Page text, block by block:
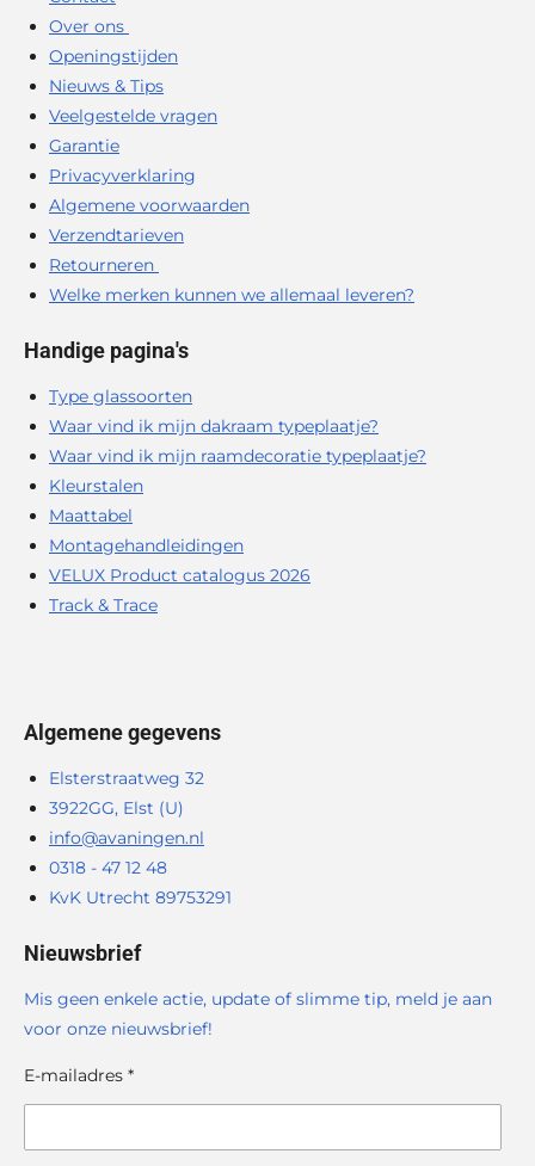
Over ons
Openingstijden
Nieuws & Tips
Veelgestelde vragen
Garantie
Privacyverklaring
Algemene voorwaarden
Verzendtarieven
Retourneren
Welke merken kunnen we allemaal leveren?
Handige pagina's
Type glassoorten
Waar vind ik mijn dakraam typeplaatje?
Waar vind ik mijn raamdecoratie typeplaatje?
Kleurstalen
Maattabel
Montagehandleidingen
VELUX Product catalogus 2026
Track & Trace
Algemene gegevens
Elsterstraatweg 32
3922GG, Elst (U)
info@avaningen.nl
0318 - 47 12 48
KvK Utrecht 89753291
Nieuwsbrief
Mis geen enkele actie, update of slimme tip, meld je aan
voor onze nieuwsbrief!
E-mailadres *